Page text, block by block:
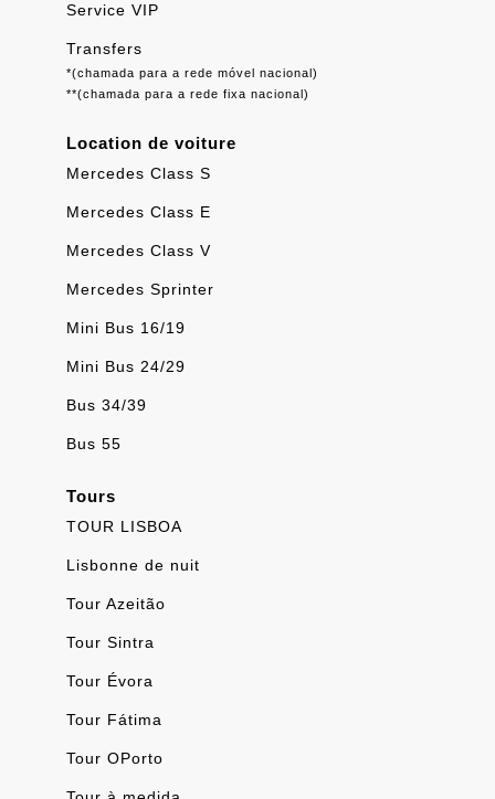
Service VIP
Transfers
*(chamada para a rede móvel nacional)
**(chamada para a rede fixa nacional)
Location de voiture
Mercedes Class S
Mercedes Class E
Mercedes Class V
Mercedes Sprinter
Mini Bus 16/19
Mini Bus 24/29
Bus 34/39
Bus 55
Tours
TOUR LISBOA
Lisbonne de nuit
Tour Azeitão
Tour Sintra
Tour Évora
Tour Fátima
Tour OPorto